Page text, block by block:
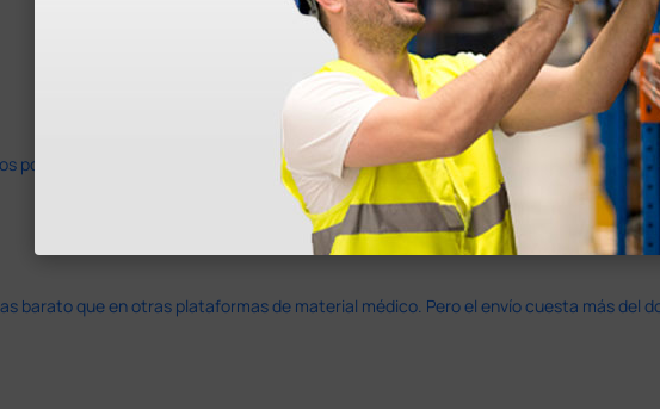
portes y el plazo de entrega se alarga.
barato que en otras plataformas de material médico. Pero el envío cuesta más del